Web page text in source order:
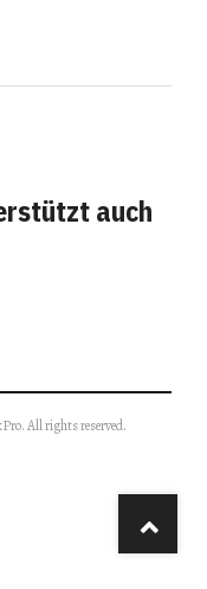
auch
All rights reserved.